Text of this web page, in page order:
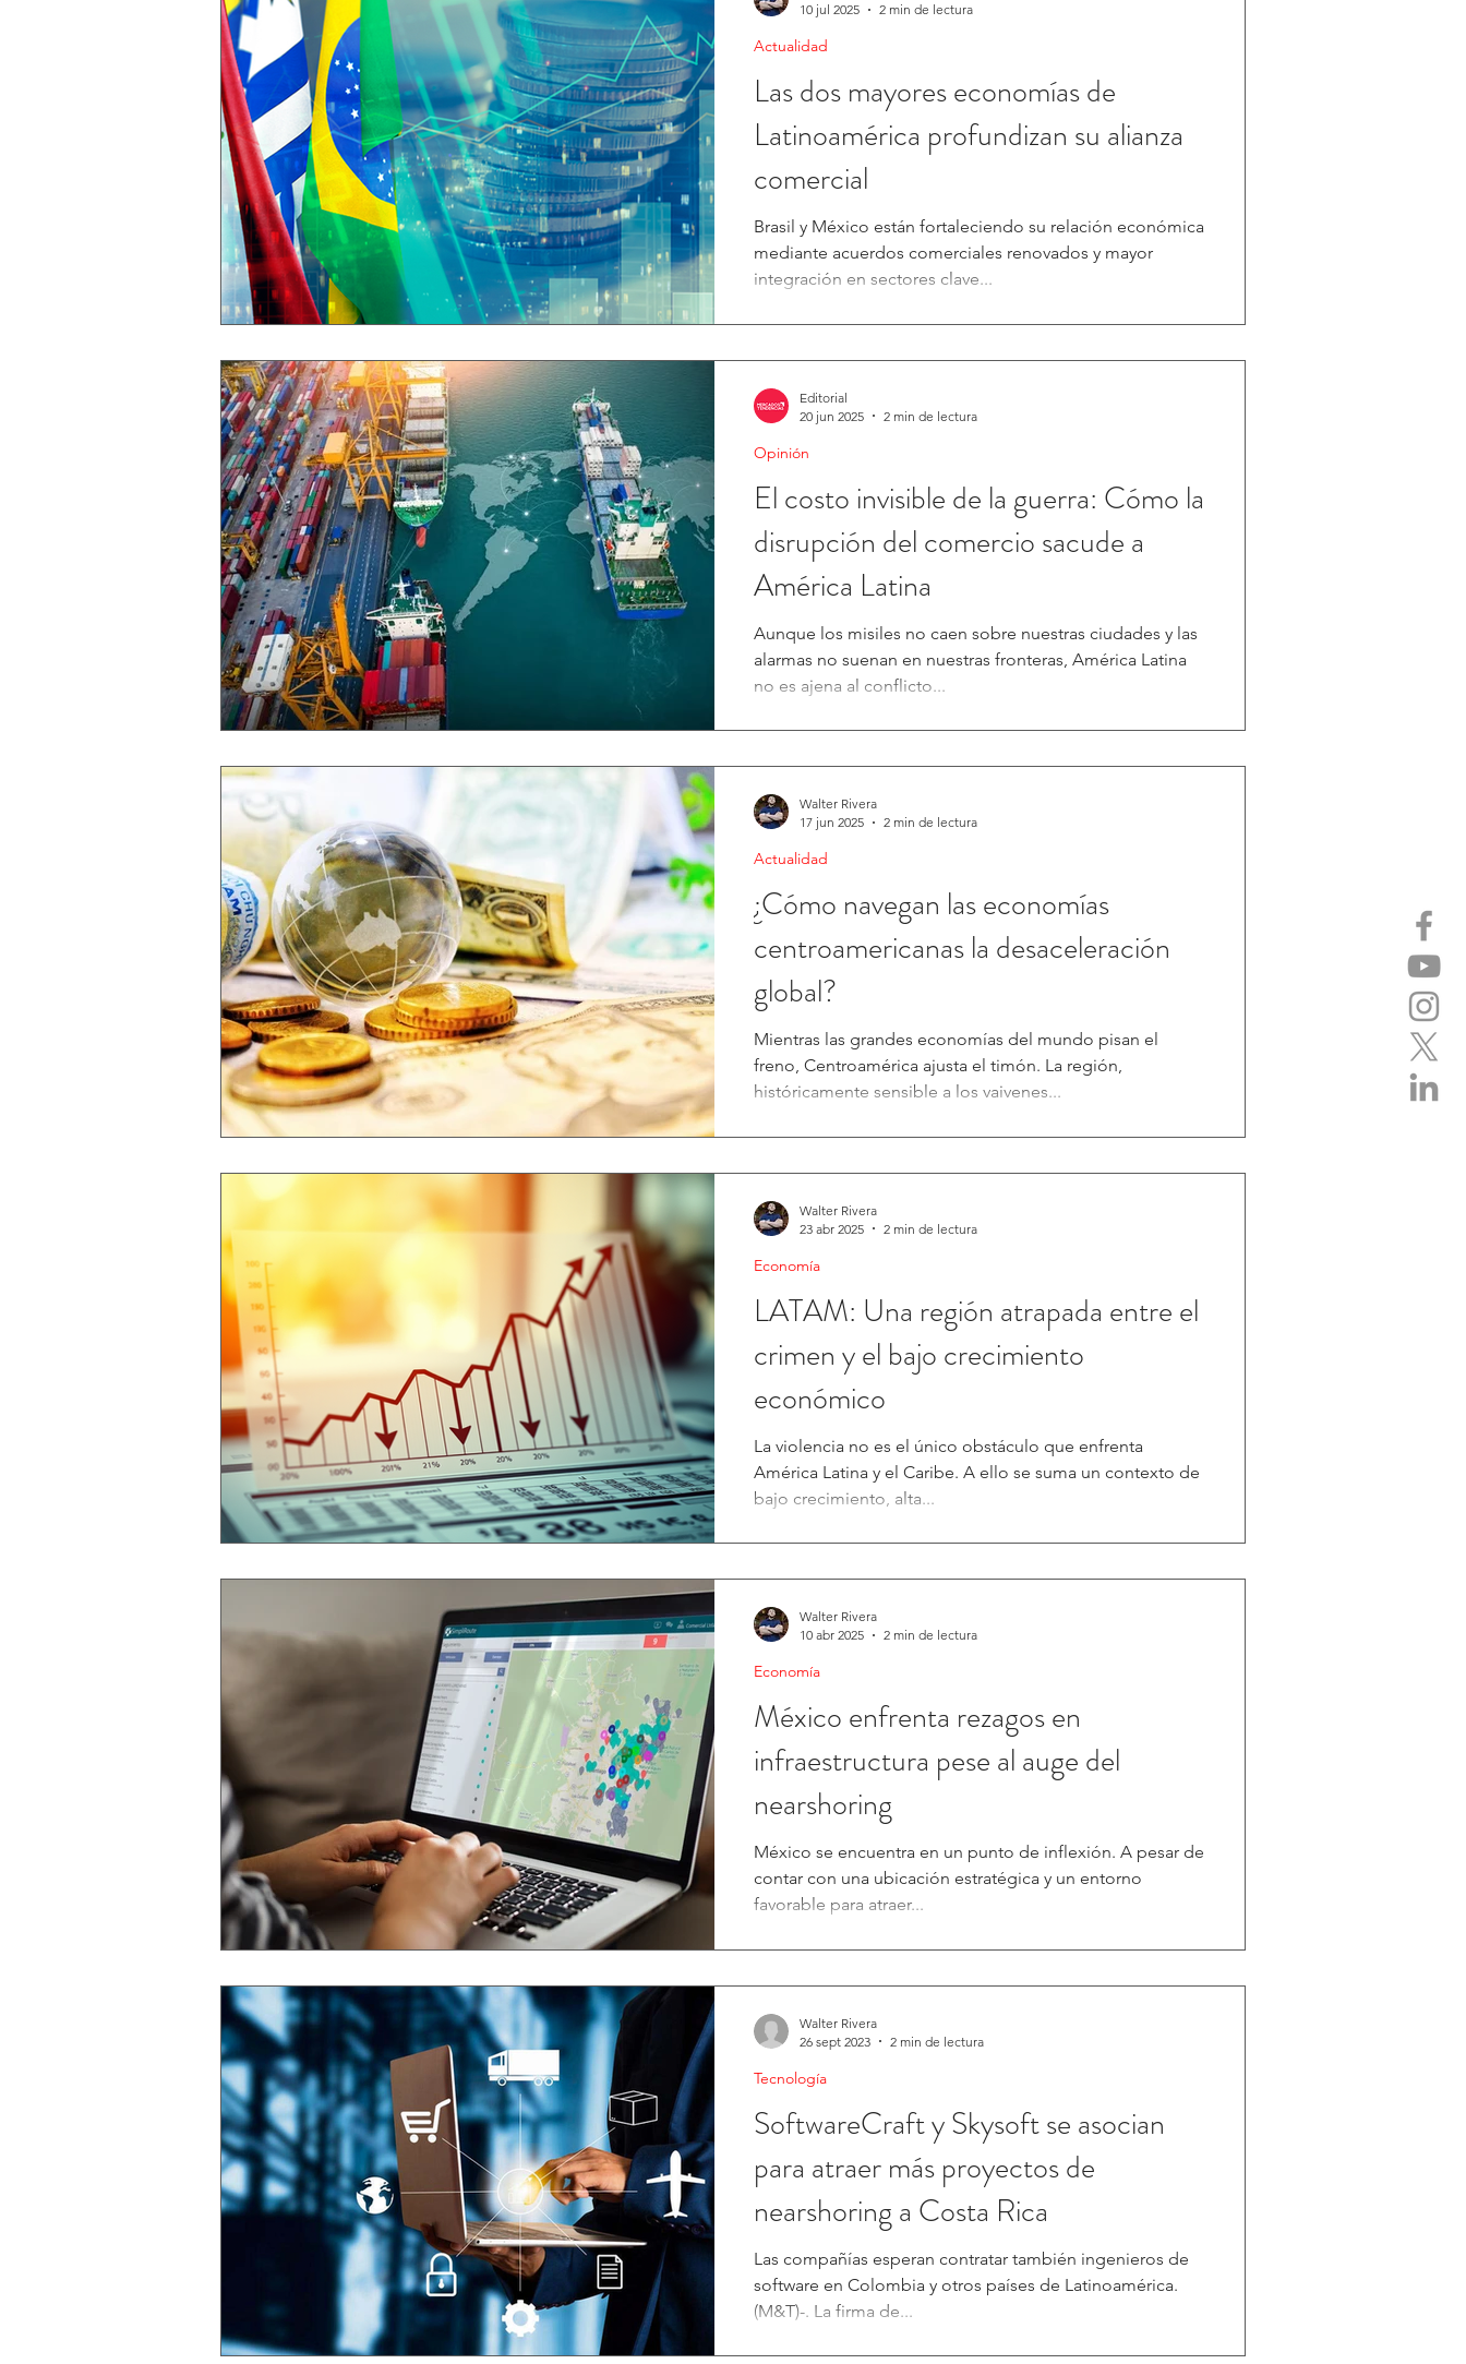
Las dos mayores economías de
Latinoamérica profundizan su alianza
comercial
Brasil y México están fortaleciendo su relación económica
mediante acuerdos comerciales renovados y mayor
integración en sectores clave...
Actualidad
10 jul 2025
2 min de lectura
El costo invisible de la guerra: Cómo la
disrupción del comercio sacude a
América Latina
Aunque los misiles no caen sobre nuestras ciudades y las
alarmas no suenan en nuestras fronteras, América Latina
no es ajena al conflicto...
Opinión
Editorial
20 jun 2025
2 min de lectura
¿Cómo navegan las economías
centroamericanas la desaceleración
global?
Mientras las grandes economías del mundo pisan el
freno, Centroamérica ajusta el timón. La región,
históricamente sensible a los vaivenes...
Actualidad
Walter Rivera
17 jun 2025
2 min de lectura
LATAM: Una región atrapada entre el
crimen y el bajo crecimiento
económico
La violencia no es el único obstáculo que enfrenta
América Latina y el Caribe. A ello se suma un contexto de
bajo crecimiento, alta...
Economía
Walter Rivera
23 abr 2025
2 min de lectura
México enfrenta rezagos en
infraestructura pese al auge del
nearshoring
México se encuentra en un punto de inflexión. A pesar de
contar con una ubicación estratégica y un entorno
favorable para atraer...
Economía
Walter Rivera
10 abr 2025
2 min de lectura
SoftwareCraft y Skysoft se asocian
para atraer más proyectos de
nearshoring a Costa Rica
Las compañías esperan contratar también ingenieros de
software en Colombia y otros países de Latinoamérica.
(M&T)-. La firma de...
Tecnología
Walter Rivera
26 sept 2023
2 min de lectura